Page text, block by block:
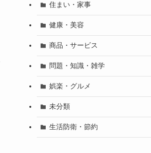
住まい・家事
健康・美容
商品・サービス
問題・知識・雑学
娯楽・グルメ
未分類
生活防衛・節約